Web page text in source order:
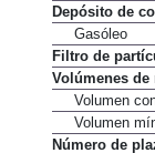
Depósito de
Gasóleo
Filtro de
Volúmenes de
Volumen
Volumen
Número de